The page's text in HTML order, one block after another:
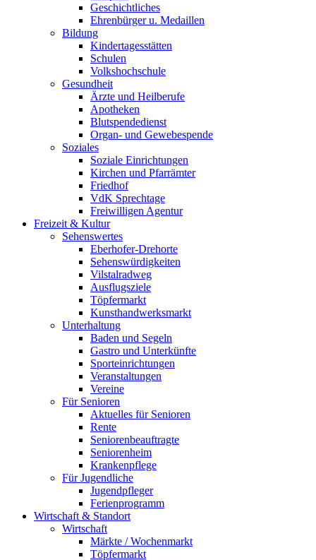
Geschichtliches
Ehrenbürger u. Medaillen
Bildung
Kindertagesstätten
Schulen
Volkshochschule
Gesundheit
Ärzte und Heilberufe
Apotheken
Blutspendedienst
Organ- und Gewebespende
Soziales
Soziale Einrichtungen
Kirchen und Pfarrämter
Friedhof
VdK Sprechtage
Freiwilligen Agentur
Freizeit & Kultur
Sehenswertes
Eberhofer-Drehorte
Sehenswürdigkeiten
Vilstalradweg
Ausflugsziele
Töpfermarkt
Kunsthandwerksmarkt
Unterhaltung
Baden und Segeln
Gastro und Unterkünfte
Sporteinrichtungen
Veranstaltungen
Vereine
Für Senioren
Aktuelles für Senioren
Rente
Seniorenbeauftragte
Seniorenheim
Krankenpflege
Für Jugendliche
Jugendpfleger
Ferienprogramm
Wirtschaft & Standort
Wirtschaft
Märkte / Wochenmarkt
Töpfermarkt